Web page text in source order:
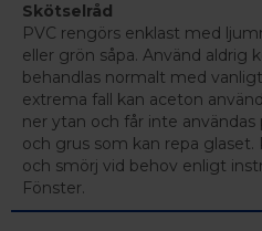
Skötselråd
PVC rengörs enklast med
eller grön såpa. Använd aldrig
behandlas normalt med
extrema fall kan aceton
ner ytan och får inte
och grus som kan repa
och smörj vid behov enligt
Fönster.